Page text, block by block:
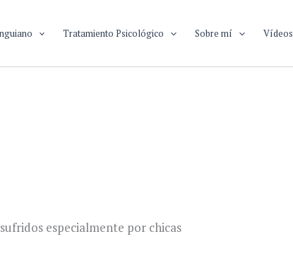
Tratamiento Psicológico Sobre mí Vídeos
especialmente por chicas